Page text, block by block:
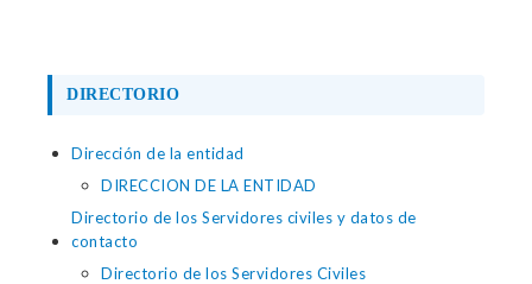
DIRECTORIO
Dirección de la entidad
DIRECCION DE LA ENTIDAD
Directorio de los Servidores civiles y datos de
contacto
Directorio de los Servidores Civiles